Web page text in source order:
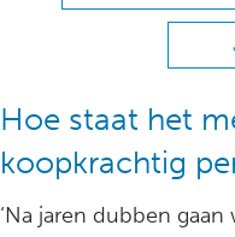
Hoe staat het
koopkrachtig
‘Na jaren dubben